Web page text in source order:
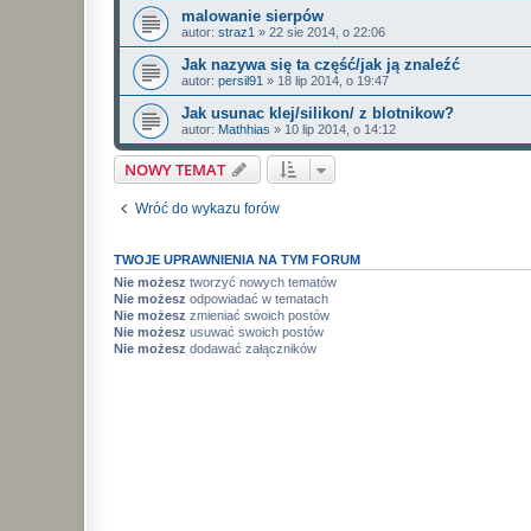
malowanie sierpów
autor: straz1 » 22 sie 2014, o 22:06
Jak nazywa się ta część/jak ją znaleźć
autor: persil91 » 18 lip 2014, o 19:47
Jak usunac klej/silikon/ z blotnikow?
autor: Mathhias » 10 lip 2014, o 14:12
NOWY TEMAT
Wróć do wykazu forów
TWOJE UPRAWNIENIA NA TYM FORUM
Nie możesz tworzyć nowych tematów
Nie możesz odpowiadać w tematach
Nie możesz zmieniać swoich postów
Nie możesz usuwać swoich postów
Nie możesz dodawać załączników